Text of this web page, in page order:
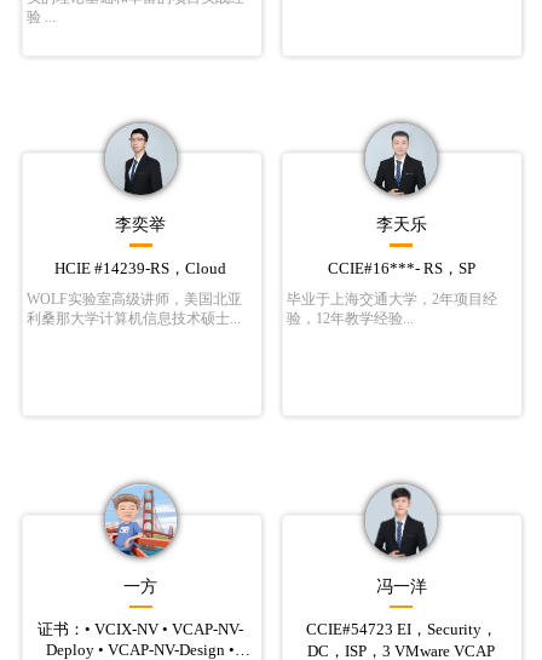
验 ...
李奕举
HCIE #14239-RS，Cloud
WOLF实验室高级讲师，美国北亚
利桑那大学计算机信息技术硕士...
李天乐
CCIE#16***- RS，SP
毕业于上海交通大学，2年项目经
验，12年教学经验...
一方
证书：• VCIX-NV • VCAP-NV-
Deploy • VCAP-NV-Design •
冯一洋
CCIE#54723 EI，Security，
DC，ISP，3 VMware VCAP